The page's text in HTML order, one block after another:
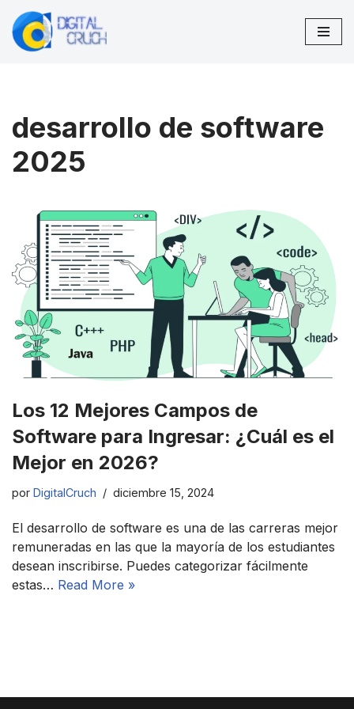
Saltar
desarrollo de software
2025
Los 12 Mejores Campos de
Software para Ingresar: ¿Cuál es el
Mejor en 2026?
por DigitalCruch diciembre 15, 2024
El desarrollo de software es una de las carreras mejor
remuneradas en las que la mayoría de los estudiantes
desean inscribirse. Puedes categorizar fácilmente
estas… Read More »